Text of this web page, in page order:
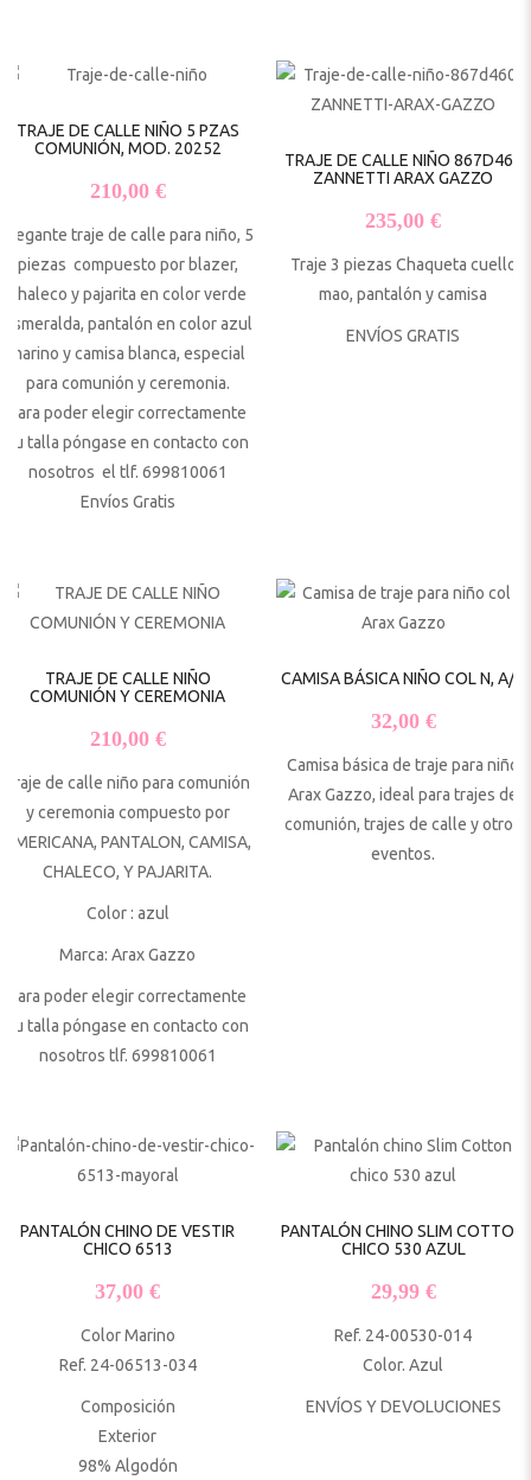
TRAJE DE CALLE NIÑO 5 PZAS
COMUNIÓN, MOD. 20252
210,00 €
Elegante traje de calle para niño, 5
piezas compuesto por blazer,
chaleco y pajarita en color verde
esmeralda, pantalón en color azul
marino y camisa blanca, especial
para comunión y ceremonia.
Para poder elegir correctamente
su talla póngase en contacto con
nosotros el tlf. 699810061
Envíos Gratis
TRAJE DE CALLE NIÑO 867D460
ZANNETTI ARAX GAZZO
235,00€
Traje 3 piezas Chaqueta cuello
mao, pantalón y camisa
ENVÍOS GRATIS
TRAJE DE CALLE NIÑO
COMUNIÓN Y CEREMONIA
210,00 €
Traje de calle niño para comunión
y ceremonia compuesto por
AMERICANA, PANTALON, CAMISA,
CHALECO, Y PAJARITA.
Color : azul
Marca: Arax Gazzo
Para poder elegir correctamente
su talla póngase en contacto con
nosotros tlf. 699810061
CAMISA BÁSICA NIÑO COL N, A/G
32,00 €
Camisa básica de traje para niño
Arax Gazzo, ideal para trajes de
comunión, trajes de calle y otros
eventos.
PANTALÓN CHINO DE VESTIR
CHICO 6513
37,00€
Color Marino
Ref. 24-06513-034
Composición
Exterior
98% Algodón
PANTALÓN CHINO SLIM COTTON
CHICO 530 AZUL
29,99 €
Ref. 24-00530-014
Color. Azul
ENVÍOS Y DEVOLUCIONES